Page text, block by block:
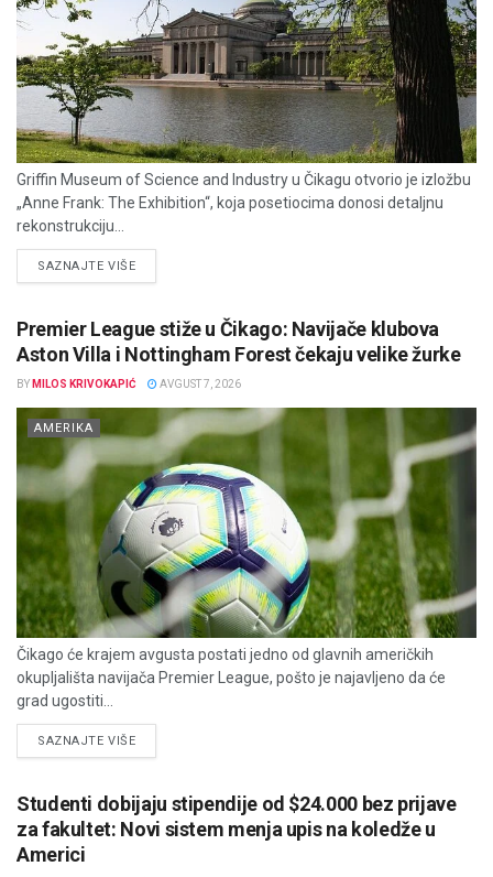
Griffin Museum of Science and Industry u Čikagu otvorio je izložbu
„Anne Frank: The Exhibition“, koja posetiocima donosi detaljnu
rekonstrukciju...
SAZNAJTE VIŠEDETAILS
Premier League stiže u Čikago: Navijače klubova
Aston Villa i Nottingham Forest čekaju velike žurke
BY MILOS KRIVOKAPIĆ AVGUST 7, 2026
AMERIKA
Čikago će krajem avgusta postati jedno od glavnih američkih
okupljališta navijača Premier League, pošto je najavljeno da će
grad ugostiti...
SAZNAJTE VIŠEDETAILS
Studenti dobijaju stipendije od $24.000 bez prijave
za fakultet: Novi sistem menja upis na koledže u
Americi